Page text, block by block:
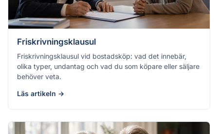
Friskrivningsklausul
Friskrivningsklausul vid bostadsköp: vad det innebär,
olika typer, undantag och vad du som köpare eller säljare
behöver veta.
Läs artikeln →